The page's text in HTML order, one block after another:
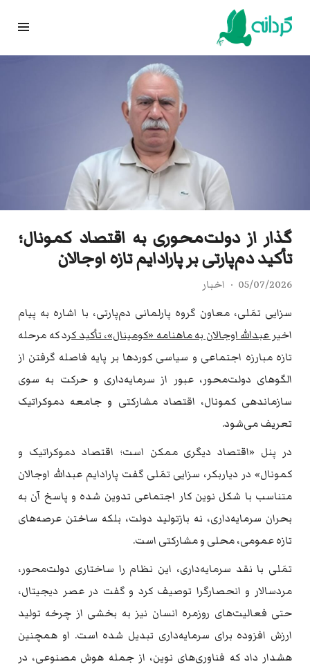
Skip
content
گذار از دولت‌محوری به اقتصاد کمونال؛
تأکید دم‌پارتی بر پارادایم تازه اوجالان
05/07/2026
اخبار
سزایی تمَلی، معاون گروه پارلمانی دم‌پارتی، با اشاره به پیام
اخیر عبدالله اوجالان به ماهنامه «کومینال»، تأکید کرد که مرحله
تازه مبارزه اجتماعی و سیاسی کوردها بر پایه فاصله گرفتن از
الگوهای دولت‌محور، عبور از سرمایه‌داری و حرکت به سوی
سازماندهی کمونال، اقتصاد مشارکتی و جامعه دموکراتیک
تعریف می‌شود.
در پنل «اقتصاد دیگری ممکن است؛ اقتصاد دموکراتیک و
کمونال» در دیاربکر، سزایی تمَلی گفت پارادایم عبدالله اوجالان
متناسب با شکل نوین کار اجتماعی تدوین شده و پاسخ آن به
بحران سرمایه‌داری، نه بازتولید دولت، بلکه ساختن عرصه‌های
تازه عمومی، محلی و مشارکتی است.
تمَلی با نقد سرمایه‌داری، این نظام را ساختاری دولت‌محور،
مردسالار و انحصارگرا توصیف کرد و گفت در عصر دیجیتال،
حتی فعالیت‌های روزمره انسان نیز به بخشی از چرخه تولید
ارزش افزوده برای سرمایه‌داری تبدیل شده است. او همچنین
هشدار داد که فناوری‌های نوین، از جمله هوش مصنوعی، در